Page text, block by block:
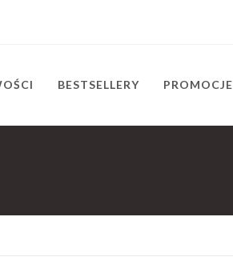
BESTSELLERY PROMOCJE